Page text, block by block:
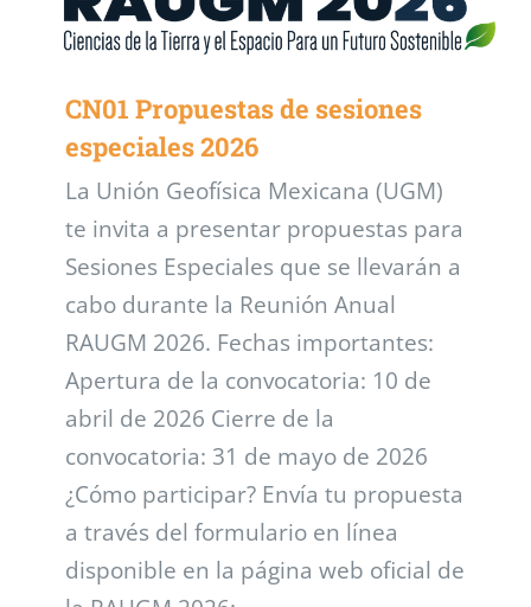
CN01 Propuestas de sesiones
especiales 2026
La Unión Geofísica Mexicana (UGM)
te invita a presentar propuestas para
Sesiones Especiales que se llevarán a
cabo durante la Reunión Anual
RAUGM 2026. Fechas importantes:
Apertura de la convocatoria: 10 de
abril de 2026 Cierre de la
convocatoria: 31 de mayo de 2026
¿Cómo participar? Envía tu propuesta
a través del formulario en línea
disponible en la página web oficial de